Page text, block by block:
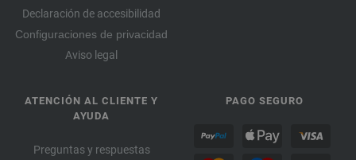
Declaración de accesibilidad
Configuraciones de privacidad
Aviso legal
ATENCIÓN AL CLIENTE Y
AYUDA
Preguntas y respuestas
PAGO SEGURO